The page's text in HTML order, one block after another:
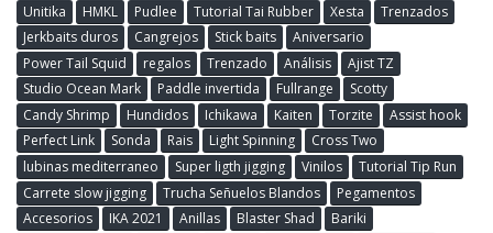
Unitika
HMKL Pudlee Tutorial Tai Rubber Xesta
Trenzados
Jerkbaits duros
Cangrejos Stick baits
Aniversario
Power Tail Squid
regalos Trenzado Análisis
Ajist TZ
Studio Ocean Mark
Paddle invertida Fullrange
Scotty
Candy Shrimp
Hundidos Ichikawa Kaiten Torzite
Assist hook
Perfect Link
Sonda Rais Light Spinning
Cross Two
lubinas mediterraneo
Super ligth jigging Vinilos
Tutorial Tip Run
Carrete slow jigging
Trucha Señuelos Blandos
Pegamentos
Accesorios
IKA 2021 Anillas Blaster Shad
Bariki